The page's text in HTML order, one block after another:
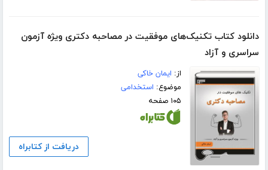
دانلود کتاب تکنیک‌های موفقیت در مصاحبه دکتری ویژه آزمون
سراسری و آزاد
از: ایمان خاکی
موضوع: استخدامی
۱۰۵ صفحه
دریافت از کتابراه